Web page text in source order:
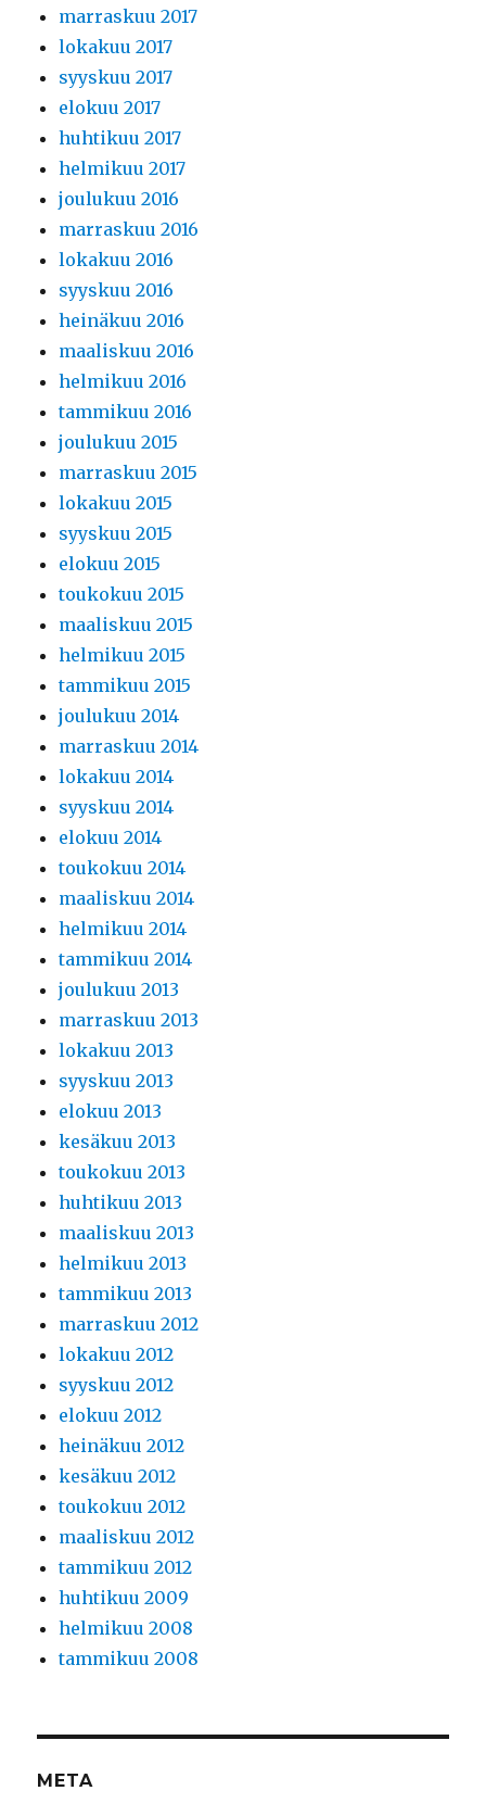
marraskuu 2017
lokakuu 2017
syyskuu 2017
elokuu 2017
huhtikuu 2017
helmikuu 2017
joulukuu 2016
marraskuu 2016
lokakuu 2016
syyskuu 2016
heinäkuu 2016
maaliskuu 2016
helmikuu 2016
tammikuu 2016
joulukuu 2015
marraskuu 2015
lokakuu 2015
syyskuu 2015
elokuu 2015
toukokuu 2015
maaliskuu 2015
helmikuu 2015
tammikuu 2015
joulukuu 2014
marraskuu 2014
lokakuu 2014
syyskuu 2014
elokuu 2014
toukokuu 2014
maaliskuu 2014
helmikuu 2014
tammikuu 2014
joulukuu 2013
marraskuu 2013
lokakuu 2013
syyskuu 2013
elokuu 2013
kesäkuu 2013
toukokuu 2013
huhtikuu 2013
maaliskuu 2013
helmikuu 2013
tammikuu 2013
marraskuu 2012
lokakuu 2012
syyskuu 2012
elokuu 2012
heinäkuu 2012
kesäkuu 2012
toukokuu 2012
maaliskuu 2012
tammikuu 2012
huhtikuu 2009
helmikuu 2008
tammikuu 2008
META